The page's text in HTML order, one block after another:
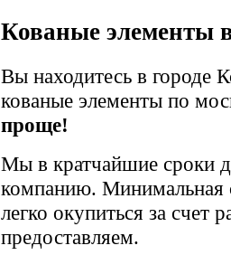
Кованые элементы
Вы находитесь в городе
кованые элементы по
проще!
Мы в кратчайшие сроки
компанию. Минимальная
легко окупиться за счет
предоставляем.